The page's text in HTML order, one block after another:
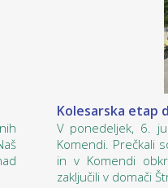
Kolesarska etap
V ponedeljek, 6.
Komendi. Prečkali
in v Komendi
zaključili v domači